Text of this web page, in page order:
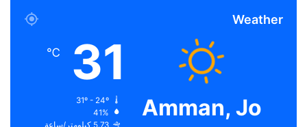
Weather
Amman, Jo
31
℃
41%
5.73 كيلومتر/ساعة